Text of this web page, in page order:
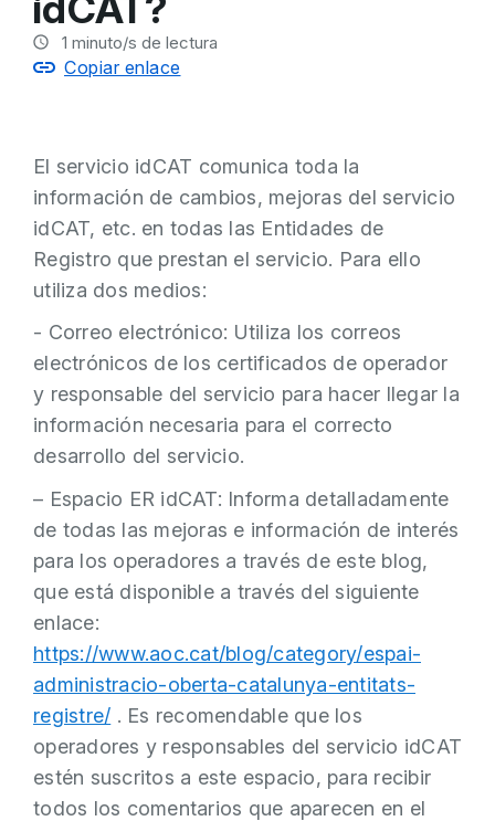
1 minuto/s de lectura
Copiar enlace
El servicio idCAT comunica toda la
información de cambios, mejoras del servicio
idCAT, etc. en todas las Entidades de
Registro que prestan el servicio. Para ello
utiliza dos medios:
- Correo electrónico: Utiliza los correos
electrónicos de los certificados de operador
y responsable del servicio para hacer llegar la
información necesaria para el correcto
desarrollo del servicio.
– Espacio ER idCAT: Informa detalladamente
de todas las mejoras e información de interés
para los operadores a través de este blog,
que está disponible a través del siguiente
enlace:
https://www.aoc.cat/blog/category/espai-
administracio-oberta-catalunya-entitats-
registre/ . Es recomendable que los
operadores y responsables del servicio idCAT
estén suscritos a este espacio, para recibir
todos los comentarios que aparecen en el